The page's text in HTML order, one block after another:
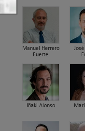
Manuel Herrero
Fuerte
Iñaki Alonso